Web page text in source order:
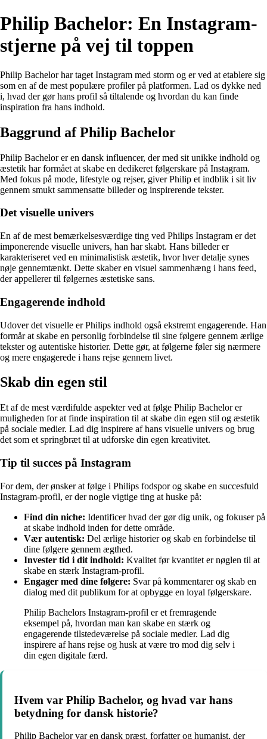
Philip Bachelor: En Instagram-
stjerne på vej til toppen
Philip Bachelor har taget Instagram med storm og er ved at etablere sig
som en af de mest populære profiler på platformen. Lad os dykke ned
i, hvad der gør hans profil så tiltalende og hvordan du kan finde
inspiration fra hans indhold.
Baggrund af Philip Bachelor
Philip Bachelor er en dansk influencer, der med sit unikke indhold og
æstetik har formået at skabe en dedikeret følgerskare på Instagram.
Med fokus på mode, lifestyle og rejser, giver Philip et indblik i sit liv
gennem smukt sammensatte billeder og inspirerende tekster.
Det visuelle univers
En af de mest bemærkelsesværdige ting ved Philips Instagram er det
imponerende visuelle univers, han har skabt. Hans billeder er
karakteriseret ved en minimalistisk æstetik, hvor hver detalje synes
nøje gennemtænkt. Dette skaber en visuel sammenhæng i hans feed,
der appellerer til følgernes æstetiske sans.
Engagerende indhold
Udover det visuelle er Philips indhold også ekstremt engagerende. Han
formår at skabe en personlig forbindelse til sine følgere gennem ærlige
tekster og autentiske historier. Dette gør, at følgerne føler sig nærmere
og mere engagerede i hans rejse gennem livet.
Skab din egen stil
Et af de mest værdifulde aspekter ved at følge Philip Bachelor er
muligheden for at finde inspiration til at skabe din egen stil og æstetik
på sociale medier. Lad dig inspirere af hans visuelle univers og brug
det som et springbræt til at udforske din egen kreativitet.
Tip til succes på Instagram
For dem, der ønsker at følge i Philips fodspor og skabe en succesfuld
Instagram-profil, er der nogle vigtige ting at huske på:
Find din niche: Identificer hvad der gør dig unik, og fokuser på
at skabe indhold inden for dette område.
Vær autentisk: Del ærlige historier og skab en forbindelse til
dine følgere gennem ægthed.
Invester tid i dit indhold: Kvalitet før kvantitet er nøglen til at
skabe en stærk Instagram-profil.
Engager med dine følgere: Svar på kommentarer og skab en
dialog med dit publikum for at opbygge en loyal følgerskare.
Philip Bachelors Instagram-profil er et fremragende
eksempel på, hvordan man kan skabe en stærk og
engagerende tilstedeværelse på sociale medier. Lad dig
inspirere af hans rejse og husk at være tro mod dig selv i
din egen digitale færd.
Hvem var Philip Bachelor, og hvad var hans
betydning for dansk historie?
Philip Bachelor var en dansk præst, forfatter og humanist, der